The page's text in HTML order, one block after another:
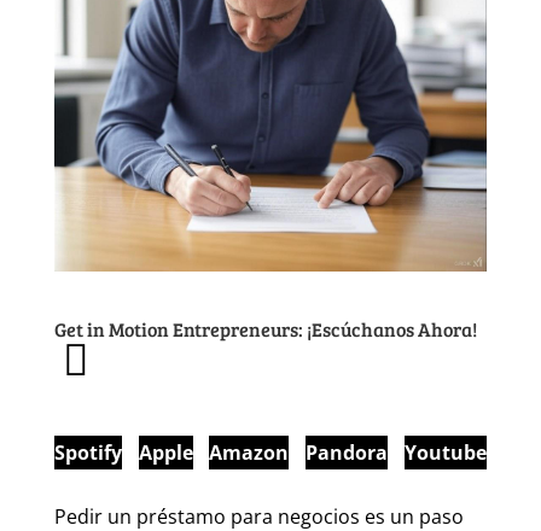
Get in Motion Entrepreneurs: ¡Escúchanos Ahora!
Spotify Apple Amazon Pandora Youtube
Pedir un préstamo para negocios es un paso